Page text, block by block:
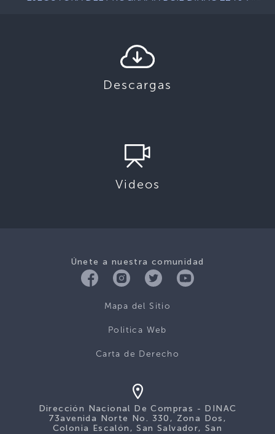
Descargas
Videos
Únete a nuestra comunidad
Mapa del Sitio
Politica Web
Carta de Derecho
Dirección Nacional De Compras - DINAC
73avenida Norte No. 330, Zona Dos,
Colonia Escalón, San Salvador, San